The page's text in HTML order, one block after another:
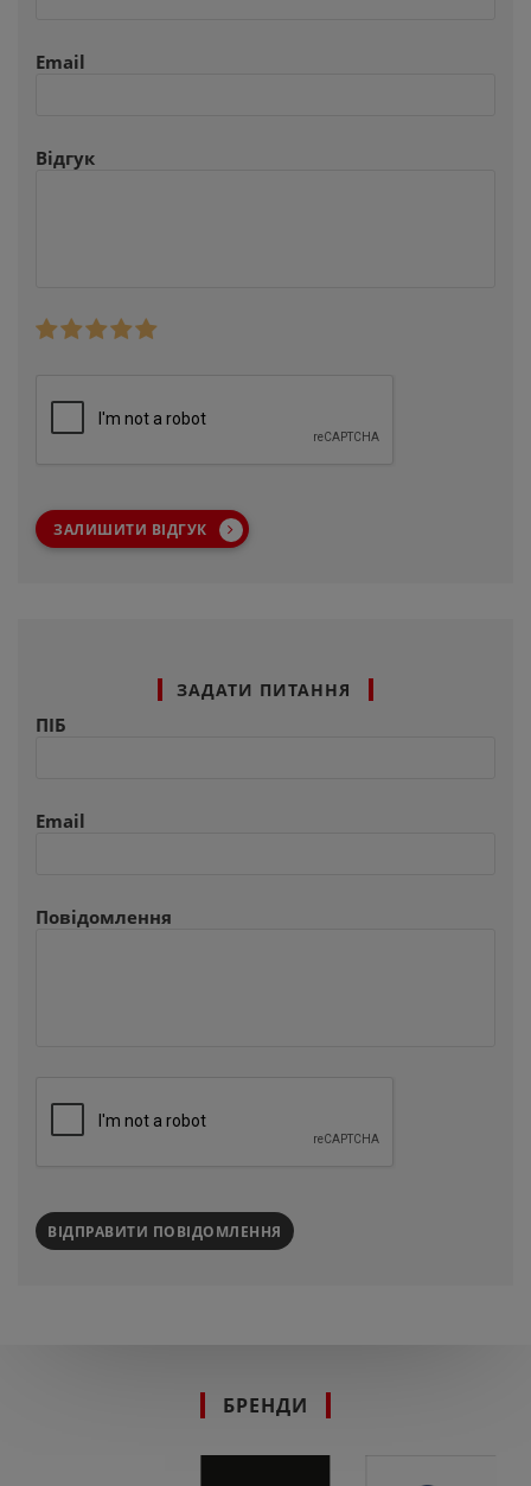
Email
Відгук
ЗАЛИШИТИ ВІДГУК
ЗАДАТИ ПИТАННЯ
ПІБ
Email
Повідомлення
ВІДПРАВИТИ ПОВІДОМЛЕННЯ
БРЕНДИ